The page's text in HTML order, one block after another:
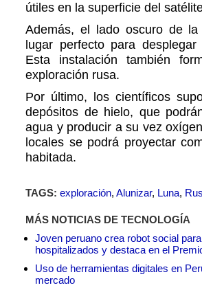
útiles en la superficie del
Además, el lado oscuro de
lugar perfecto para
Esta instalación también
exploración rusa.
Por último, los científicos
depósitos de hielo, que
agua y producir a su vez
locales se podrá proyectar
habitada.
TAGS: exploración, Alunizar, Luna,
MÁS NOTICIAS DE TECNOLOGÍA
Joven peruano crea robot social
hospitalizados y destaca en el
Uso de herramientas digitales en
mercado